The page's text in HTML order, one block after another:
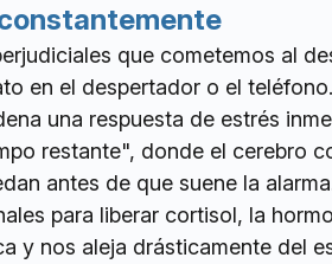
que cometemos al
en el despertador o el
una respuesta de estrés
restante", donde el cerebro
antes de que suene la
para liberar cortisol, la
y nos aleja drásticamente del